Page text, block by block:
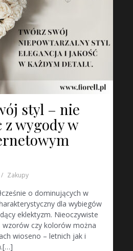
styl – nie
wygody w
Zakupy
o dominujących w
dla wybiegów
eklektyzm. Nieoczywiste
wzorów czy kolorów można
wioseno – letnich jak i